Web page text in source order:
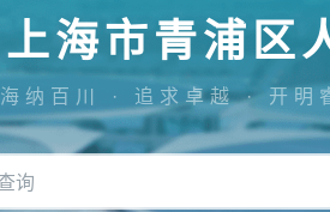
上海市青浦区
海纳百川 · 追求卓越 · 开明